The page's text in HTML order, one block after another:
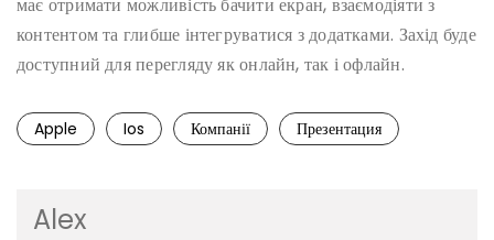
має отримати можливість бачити екран, взаємодіяти з
контентом та глибше інтегруватися з додатками. Захід буде
доступний для перегляду як онлайн, так і офлайн.
Apple Ios Компанії Презентация
Alex